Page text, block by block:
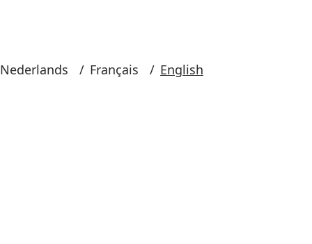
Nederlands / Français / English